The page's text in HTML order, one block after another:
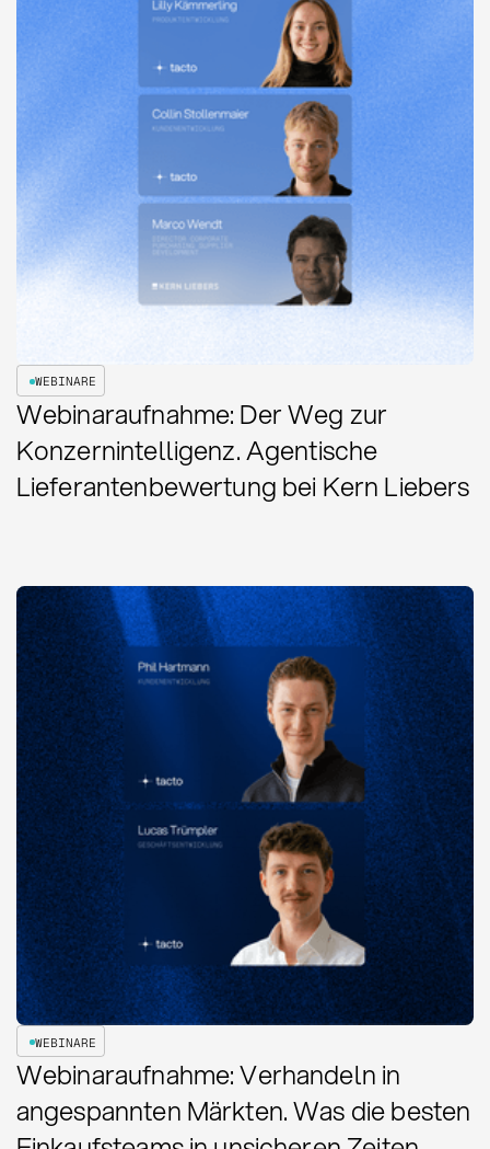
WEBINARE
Webinaraufnahme: Der Weg zur
Konzernintelligenz. Agentische
Lieferantenbewertung bei Kern Liebers
WEBINARE
Webinaraufnahme: Verhandeln in
angespannten Märkten. Was die besten